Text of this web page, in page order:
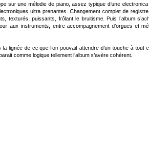
sur une mélodie de piano, assez typique d’une
ultra prenantes. Changement complet de
texturés, puissants, frôlant le bruitisme. Puis l’album
aux instruments, entre accompagnement d’orgues et
lignée de ce que l’on pouvait attendre d’un touche à tout
comme logique tellement l’album s’avère cohérent.